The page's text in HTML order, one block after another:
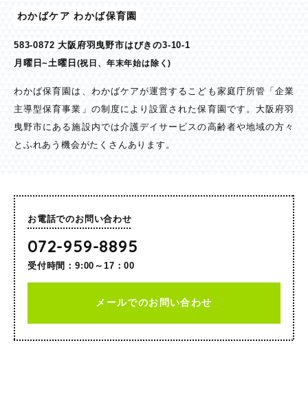
わかばケア わかば保育園
583-0872 大阪府羽曳野市はびきの3-10-1
月曜日~土曜日(祝日、年末年始は除く)
わかば保育園は、わかばケアが運営するこども家庭庁所管「企業
主導型保育事業」の制度により設置された保育園です。大阪府羽
曳野市にある施設内では介護デイサービスの高齢者や地域の方々
とふれあう機会がたくさんあります。
お電話でのお問い合わせ
072-959-8895
受付時間：9:00～17：00
メールでのお問い合わせ